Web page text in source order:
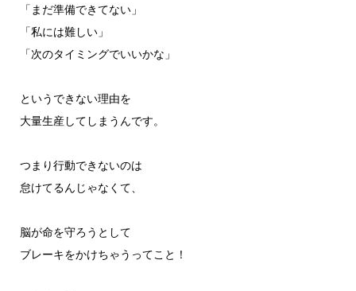
「まだ準備できてない」
「私には難しい」
「次のタイミングでいいかな」
というできない理由を
大量生産してしまうんです。
つまり行動できないのは
怠けてるんじゃなくて、
脳が命を守ろうとして
ブレーキをかけちゃうってこと！